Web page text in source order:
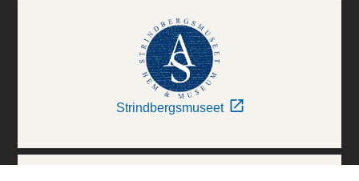
Strindbergsmuseet